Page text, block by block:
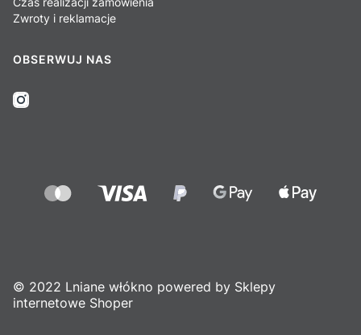
Zwroty i reklamacje
OBSERWUJ NAS
© 2022 Lniane włókno powered by Sklepy
internetowe Shoper